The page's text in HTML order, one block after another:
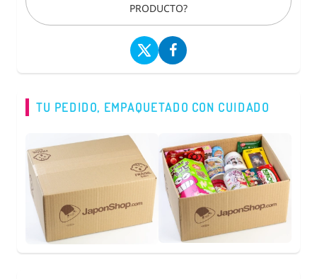
PRODUCTO?
TU PEDIDO, EMPAQUETADO CON CUIDADO